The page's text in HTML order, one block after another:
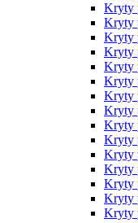
Kryty
Kryty
Kryty
Kryty
Kryty
Kryty
Kryty
Kryty
Kryty
Kryty
Kryty
Kryty
Kryty
Kryty
Kryty